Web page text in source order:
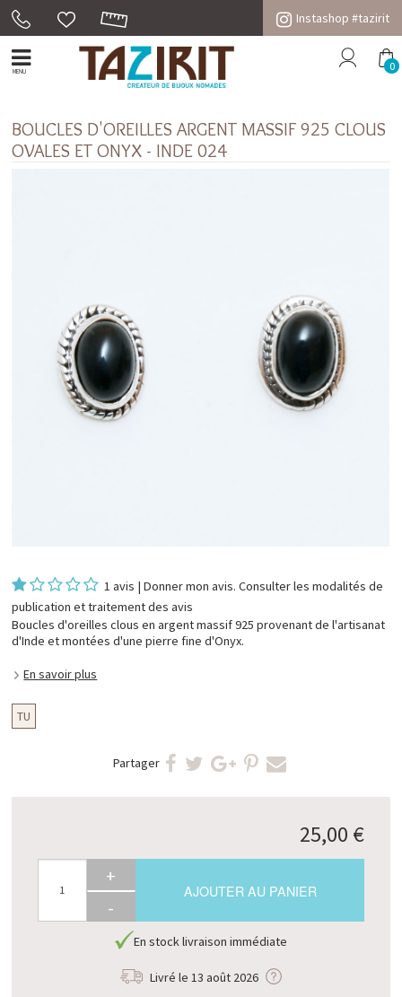
Instashop #tazirit
MENU 0
BOUCLES D'OREILLES ARGENT MASSIF 925 CLOUS
OVALES ET ONYX - INDE 024
1 avis |Donner mon avis. Consulter lesmodalités de
publication et traitement des avis
Boucles d'oreilles clous en argent massif 925 provenant de l'artisanat
d'Inde et montées d'une pierre fine d'Onyx.
En savoir plus
TU
Partager
25,00 €
+
-
AJOUTER AU PANIER
En stock livraison immédiate
Livré le 13 août 2026